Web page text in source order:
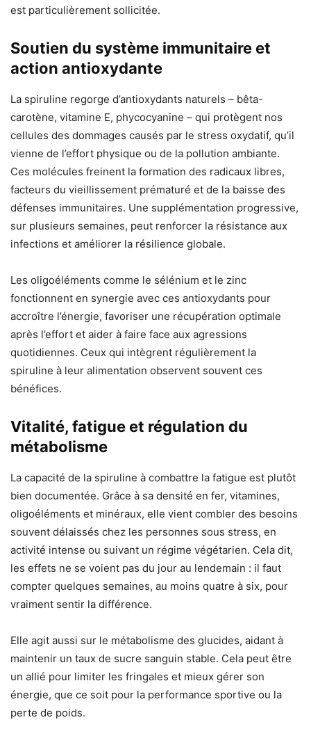
est particulièrement sollicitée.
Soutien du système immunitaire et
action antioxydante
La spiruline regorge d’antioxydants naturels – bêta-
carotène, vitamine E, phycocyanine – qui protègent nos
cellules des dommages causés par le stress oxydatif, qu’il
vienne de l’effort physique ou de la pollution ambiante.
Ces molécules freinent la formation des radicaux libres,
facteurs du vieillissement prématuré et de la baisse des
défenses immunitaires. Une supplémentation progressive,
sur plusieurs semaines, peut renforcer la résistance aux
infections et améliorer la résilience globale.
Les oligoéléments comme le sélénium et le zinc
fonctionnent en synergie avec ces antioxydants pour
accroître l’énergie, favoriser une récupération optimale
après l’effort et aider à faire face aux agressions
quotidiennes. Ceux qui intègrent régulièrement la
spiruline à leur alimentation observent souvent ces
bénéfices.
Vitalité, fatigue et régulation du
métabolisme
La capacité de la spiruline à combattre la fatigue est plutôt
bien documentée. Grâce à sa densité en fer, vitamines,
oligoéléments et minéraux, elle vient combler des besoins
souvent délaissés chez les personnes sous stress, en
activité intense ou suivant un régime végétarien. Cela dit,
les effets ne se voient pas du jour au lendemain : il faut
compter quelques semaines, au moins quatre à six, pour
vraiment sentir la différence.
Elle agit aussi sur le métabolisme des glucides, aidant à
maintenir un taux de sucre sanguin stable. Cela peut être
un allié pour limiter les fringales et mieux gérer son
énergie, que ce soit pour la performance sportive ou la
perte de poids.